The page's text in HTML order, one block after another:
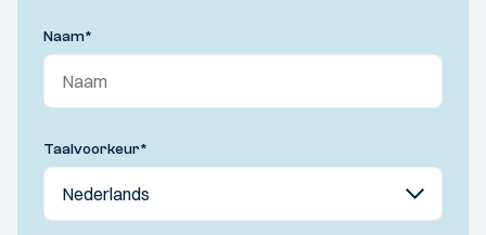
Naam*
Taalvoorkeur*